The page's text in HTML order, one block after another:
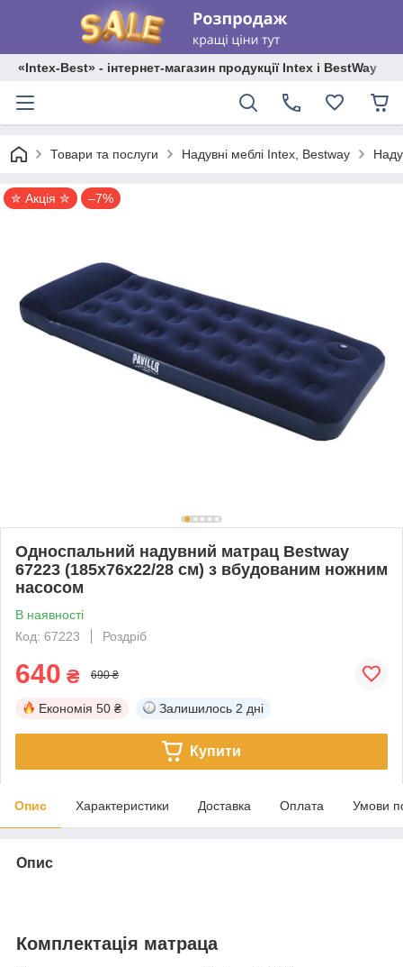
«Intex-Best» - інтернет-магазин продукції Intex і BestWay
Товари та послуги Надувні меблі Intex, Bestway
✮ Акція ✮ –7%
Односпальний надувний матрац Bestway
67223 (185х76х22/28 см) з вбудованим ножним
насосом
В наявності
Код: 67223
Роздріб
640 ₴ 690 ₴
Економія 50 ₴ Залишилось 2 дні
Купити
Опис Характеристики Доставка Оплата Умови
Опис
Комплектація матраца